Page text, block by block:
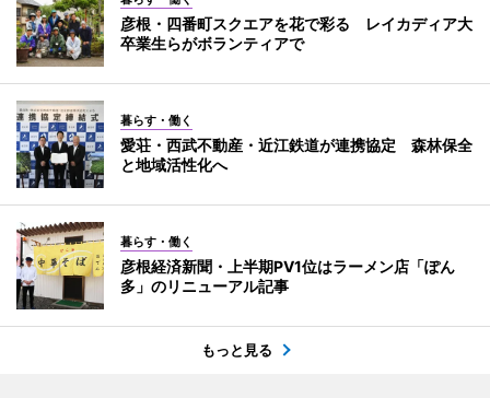
彦根・四番町スクエアを花で彩る レイカディア大
卒業生らがボランティアで
暮らす・働く
愛荘・西武不動産・近江鉄道が連携協定 森林保全
と地域活性化へ
暮らす・働く
彦根経済新聞・上半期PV1位はラーメン店「ぽん
多」のリニューアル記事
もっと見る